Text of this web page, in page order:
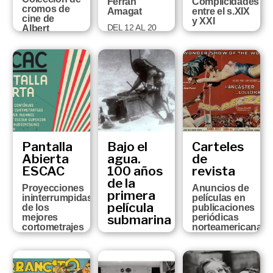
cromos de
cine de
Albert
Rossich
DEL 13 DE
JULIO DE 2018
AL 22 DE
ABRIL DE 2019
Amagat
DEL 12 AL 20
DE MAYO
entre el s.XIX
y XXI
HASTA EL 8 DE
ABRIL DEL
2018
Pantalla
Abierta
ESCAC
Proyecciones
ininterrumpidas
de los
mejores
cortometrajes
surgidos de
Superior de
Cine y
Bajo el
agua.
100 años
de la
primera
película
submarina
En 1916 se
leagues
Carteles
de
revista
Anuncios de
películas en
publicaciones
periódicas
norteamericanas
de la
Roger
Biosca